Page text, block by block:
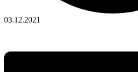
03.12.2021